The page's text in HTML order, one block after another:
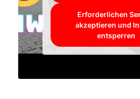
Erforderlichen
akzeptieren und
entsperren